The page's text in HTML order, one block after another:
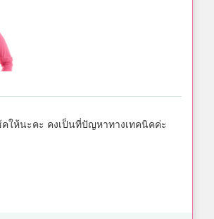
คให้นะคะ คงเป็นที่ปัญหาทางเทคนิคค่ะ